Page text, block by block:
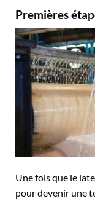
Premières
Une fois que le
pour devenir une